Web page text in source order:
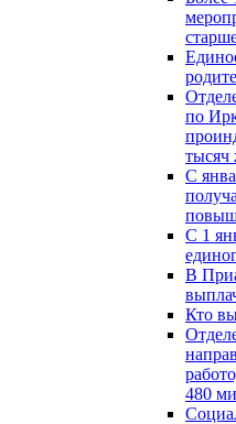
по
тысяч
С
С 1
В
Кто
480